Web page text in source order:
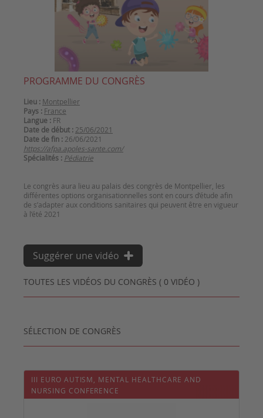
PROGRAMME DU CONGRÈS
Lieu : Montpellier
Pays : France
Langue : FR
Date de début : 25/06/2021
Date de fin : 26/06/2021
https://afpa.apoles-sante.com/
Spécialités : Pédiatrie
Le congrès aura lieu au palais des congrès de Montpellier, les
différentes options organisationnelles sont en cours d’étude afin
de s’adapter aux conditions sanitaires qui peuvent être en vigueur
TOUTES LES VIDÉOS DU CONGRÈS ( 0 VIDÉO )
Suggérer une vidéo
SÉLECTION DE CONGRÈS
III EURO AUTISM, MENTAL HEALTHCARE AND
NURSING CONFERENCE